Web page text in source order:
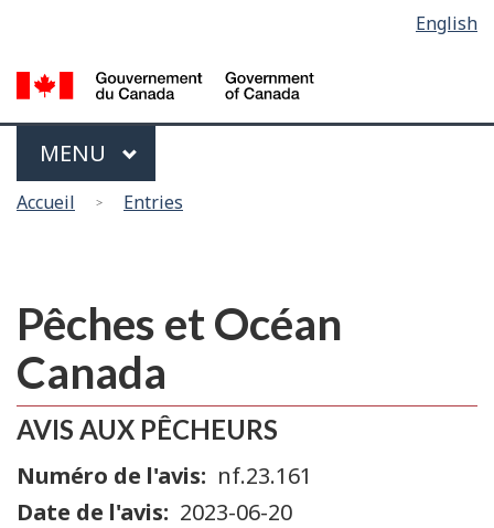
main
content
la
version
HTML
la
langue
English
Menu
MAIN
MENU
Vous
Accueil Entries
Pêches et Océan
Canada
AVIS AUX PÊCHEURS
Numéro de l'avis
nf.23.161
Date de l'avis
2023-06-20